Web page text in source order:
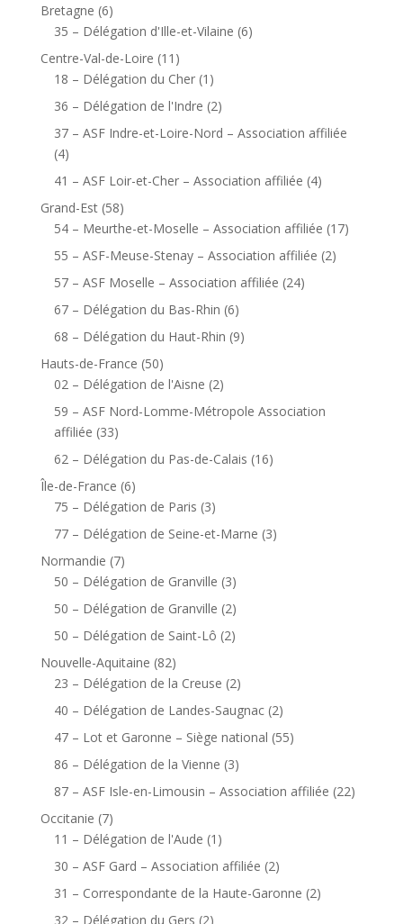
Bretagne (6)
35 – Délégation d'Ille-et-Vilaine (6)
Centre-Val-de-Loire (11)
18 – Délégation du Cher(1)
36 – Délégation de l'Indre (2)
37 – ASF Indre-et-Loire-Nord – Association affiliée
(4)
41 – ASF Loir-et-Cher – Association affiliée (4)
Grand-Est(58)
54 – Meurthe-et-Moselle – Association affiliée (17)
55 – ASF-Meuse-Stenay – Association affiliée (2)
57 – ASF Moselle – Association affiliée (24)
67 – Délégation du Bas-Rhin (6)
68 – Délégation du Haut-Rhin (9)
Hauts-de-France (50)
02 – Délégation de l'Aisne (2)
59 – ASF Nord-Lomme-Métropole Association
affiliée (33)
62 – Délégation du Pas-de-Calais (16)
Île-de-France (6)
75 – Délégation de Paris (3)
77 – Délégation de Seine-et-Marne (3)
Normandie (7)
50 – Délégation de Granville (3)
50 – Délégation de Granville (2)
50 – Délégation de Saint-Lô (2)
Nouvelle-Aquitaine (82)
23 – Délégation de la Creuse (2)
40 – Délégation de Landes-Saugnac(2)
47 – Lot et Garonne – Siège national (55)
86 – Délégation de la Vienne (3)
87 – ASF Isle-en-Limousin – Association affiliée (22)
Occitanie (7)
11 – Délégation de l'Aude (1)
30 – ASF Gard – Association affiliée (2)
31 – Correspondante de la Haute-Garonne (2)
32 – Délégation du Gers (2)